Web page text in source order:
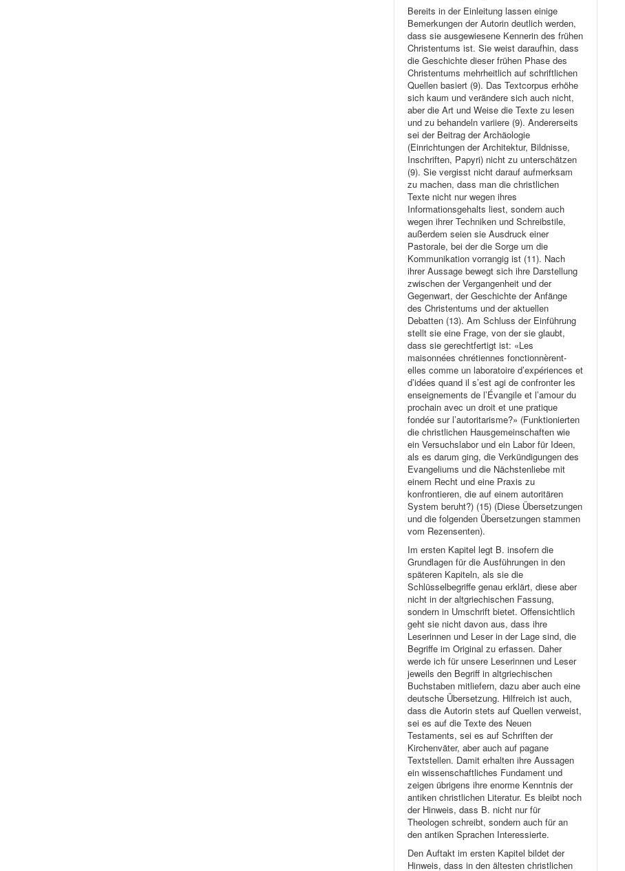
Bereits in der Einleitung lassen einige
Bemerkungen der Autorin deutlich werden,
dass sie ausgewiesene Kennerin des frühen
Christentums ist. Sie weist daraufhin, dass
die Geschichte dieser frühen Phase des
Christentums mehrheitlich auf schriftlichen
Quellen basiert (9). Das Textcorpus erhöhe
sich kaum und verändere sich auch nicht,
aber die Art und Weise die Texte zu lesen
und zu behandeln variiere (9). Andererseits
sei der Beitrag der Archäologie
(Einrichtungen der Architektur, Bildnisse,
Inschriften, Papyri) nicht zu unterschätzen
(9). Sie vergisst nicht darauf aufmerksam
zu machen, dass man die christlichen
Texte nicht nur wegen ihres
Informationsgehalts liest, sondern auch
wegen ihrer Techniken und Schreibstile,
außerdem seien sie Ausdruck einer
Pastorale, bei der die Sorge um die
Kommunikation vorrangig ist (11). Nach
ihrer Aussage bewegt sich ihre Darstellung
zwischen der Vergangenheit und der
Gegenwart, der Geschichte der Anfänge
des Christentums und der aktuellen
Debatten (13). Am Schluss der Einführung
stellt sie eine Frage, von der sie glaubt,
dass sie gerechtfertigt ist: «Les
maisonnées chrétiennes fonctionnèrent-
elles comme un laboratoire d’expériences et
d’idées quand il s’est agi de confronter les
enseignements de l’Évangile et l’amour du
prochain avec un droit et une pratique
fondée sur l’autoritarisme?» (Funktionierten
die christlichen Hausgemeinschaften wie
ein Versuchslabor und ein Labor für Ideen,
als es darum ging, die Verkündigungen des
Evangeliums und die Nächstenliebe mit
einem Recht und eine Praxis zu
konfrontieren, die auf einem autoritären
System beruht?) (15) (Diese Übersetzungen
und die folgenden Übersetzungen stammen
vom Rezensenten).
Im ersten Kapitel legt B. insofern die
Grundlagen für die Ausführungen in den
späteren Kapiteln, als sie die
Schlüsselbegriffe genau erklärt, diese aber
nicht in der altgriechischen Fassung,
sondern in Umschrift bietet. Offensichtlich
geht sie nicht davon aus, dass ihre
Leserinnen und Leser in der Lage sind, die
Begriffe im Original zu erfassen. Daher
werde ich für unsere Leserinnen und Leser
jeweils den Begriff in altgriechischen
Buchstaben mitliefern, dazu aber auch eine
deutsche Übersetzung. Hilfreich ist auch,
dass die Autorin stets auf Quellen verweist,
sei es auf die Texte des Neuen
Testaments, sei es auf Schriften der
Kirchenväter, aber auch auf pagane
Textstellen. Damit erhalten ihre Aussagen
ein wissenschaftliches Fundament und
zeigen übrigens ihre enorme Kenntnis der
antiken christlichen Literatur. Es bleibt noch
der Hinweis, dass B. nicht nur für
Theologen schreibt, sondern auch für an
den antiken Sprachen Interessierte.
Den Auftakt im ersten Kapitel bildet der
Hinweis, dass in den ältesten christlichen